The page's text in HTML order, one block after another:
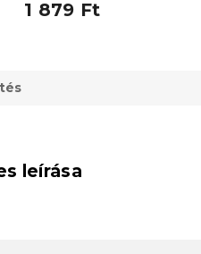
1 879 Ft
leírása